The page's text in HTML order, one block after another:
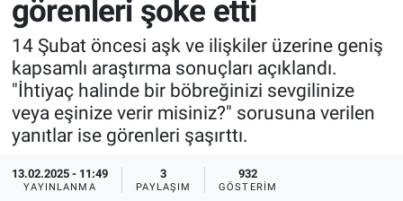
görenleri şoke etti
14 Şubat öncesi aşk ve ilişkiler üzerine geniş
kapsamlı araştırma sonuçları açıklandı.
"İhtiyaç halinde bir böbreğinizi sevgilinize
veya eşinize verir misiniz?" sorusuna verilen
yanıtlar ise görenleri şaşırttı.
13.02.2025 - 11:49
YAYINLANMA
3
PAYLAŞIM
932
GÖSTERIM
Dünya
Ege Saati
Ege'den Esintiler
Eğitim
Spor
Yayın Akışı
İletişim
Son Dakika Haberleri
Haber Arşivi